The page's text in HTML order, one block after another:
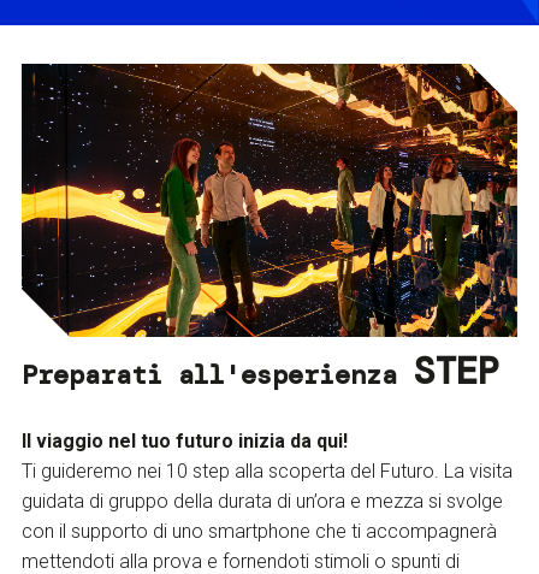
Preparati all'esperienza STEP
Il viaggio nel tuo futuro inizia da qui!
Ti guideremo nei 10 step alla scoperta del Futuro. La visita
guidata di gruppo della durata di un’ora e mezza si svolge
con il supporto di uno smartphone che ti accompagnerà
mettendoti alla prova e fornendoti stimoli o spunti di